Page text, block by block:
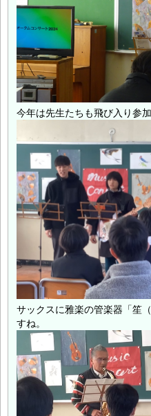
今年は先生たちも飛び入り参加
サックスに雅楽の管楽器「笙
すね。